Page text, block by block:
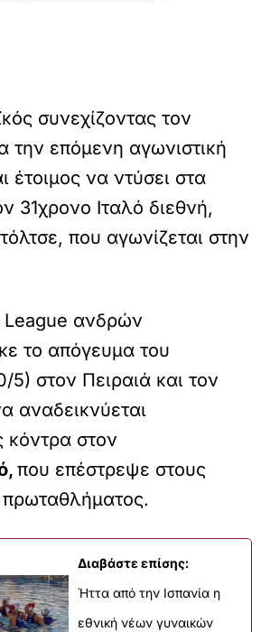
συνεχίζοντας τον
την επόμενη αγωνιστική
έτοιμος να ντύσει στα
31χρονο Ιταλό διεθνή,
που αγωνίζεται στην
ανδρών
το απόγευμα του
στον Πειραιά και τον
αναδεικνύεται
κόντρα στον
που επέστρεψε στους
πρωταθλήματος.
Διαβάστε επίσης:
Ήττα από την Ισπανία η
εθνική νέων γυναικών